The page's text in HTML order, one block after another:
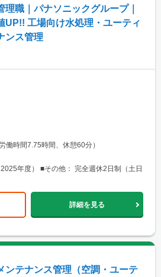
理職｜パナソニックグループ｜
UP!! 工場向け水処理・ユーティ
ンス管理
働時間7.75時間、休憩60分）
年度） ■その他： 完全週休2日制（土日
詳細を見る
ンテナンス管理（空調・ユーテ